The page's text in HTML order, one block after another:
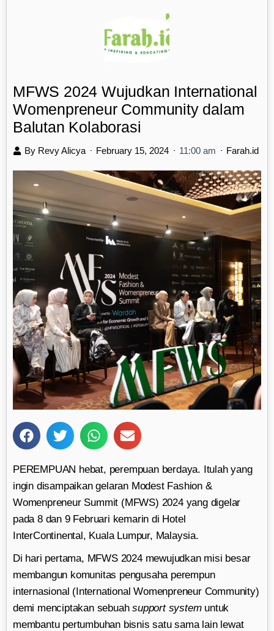
MFWS IMFS HIJABERLIN
MFWS 2024 Wujudkan International
Womenpreneur Community dalam
Balutan Kolaborasi
By Revy Alicya February 15, 2024 11:00 am Farah.id
PEREMPUAN hebat, perempuan berdaya. Itulah yang
ingin disampaikan gelaran Modest Fashion &
Womenpreneur Summit (MFWS) 2024 yang digelar
pada 8 dan 9 Februari kemarin di Hotel
InterContinental, Kuala Lumpur, Malaysia.
Di hari pertama, MFWS 2024 mewujudkan misi besar
membangun komunitas pengusaha perempun
internasional (International Womenpreneur Community)
demi menciptakan sebuah support system untuk
membantu pertumbuhan bisnis satu sama lain lewat